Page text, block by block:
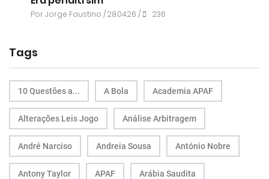
PorJorge Faustino / 28.04.26 / 236
Tags
10 Questões a... A Bola Academia APAF
Alterações Leis Jogo Análise Arbitragem
André Narciso Andreia Sousa António Nobre
Antony Taylor APAF Arábia Saudita